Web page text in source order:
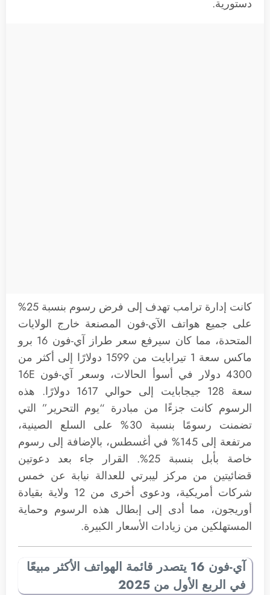
دستورية.
كانت إدارة ترامب تهدف إلى فرض رسوم بنسبة 25%
على جميع هواتف الآي-فون المصنعة خارج الولايات
المتحدة، مما كان سيرفع سعر طراز آي-فون 16 برو
ماكس سعة 1 تيرابايت من 1599 دولارًا إلى أكثر من
4300 دولار في أسوأ الحالات، وسعر آي-فون 16E
سعة 128 جيجابايت إلى حوالي 1617 دولارًا. هذه
الرسوم كانت جزءًا من مبادرة “يوم التحرير” التي
تضمنت رسومًا بنسبة 30% على السلع الصينية،
مرتفعة إلى 145% في أغسطس، بالإضافة إلى رسوم
خاصة بأبل بنسبة 25%. القرار جاء بعد دعوتين
قضائيتين من مركز ليبرتي للعدالة نيابة عن خمس
شركات أمريكية، ودعوى أخرى من 12 ولاية بقيادة
أوريجون، مما أدى إلى إبطال هذه الرسوم وحماية
المستهلكين من زيادات الأسعار الكبيرة.
آي-فون 16 يتصدر قائمة الهواتف الأكثر مبيعًا
في الربع الأول من 2025